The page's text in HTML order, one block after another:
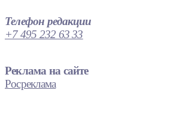
Телефон редакции
+7 495 232 63 33
Реклама на сайте
Росреклама